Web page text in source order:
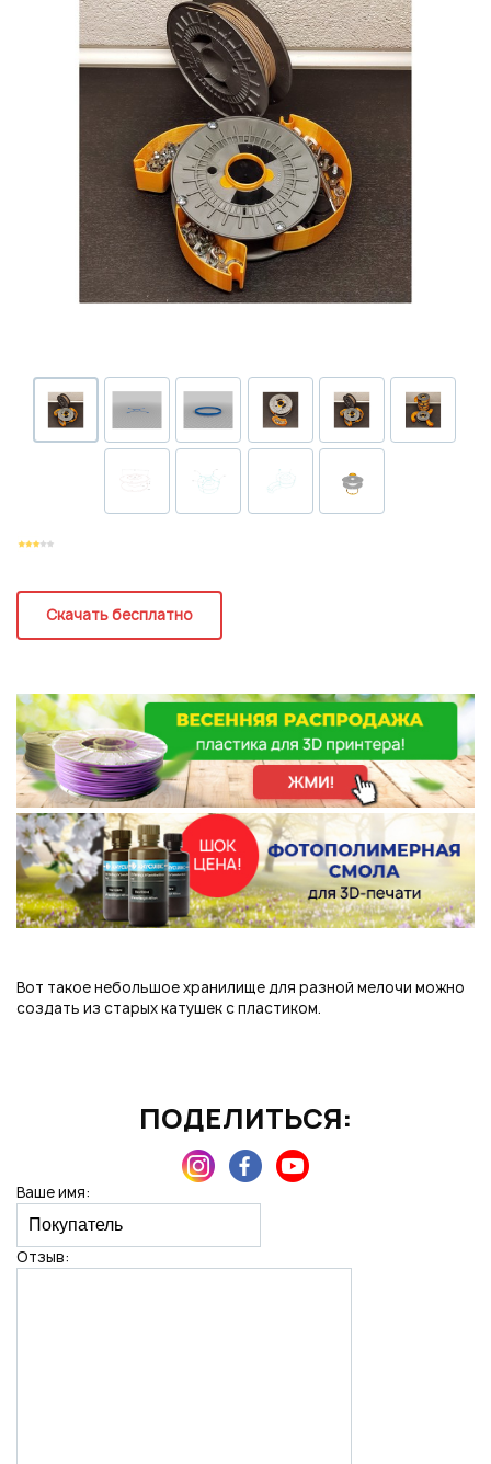
Скачать бесплатно
Вот такое небольшое хранилище для разной мелочи можно
создать из старых катушек с пластиком.
ПОДЕЛИТЬСЯ:
Ваше имя:
Отзыв:
Накопительные скидки
Розыгрыши подарков
Доступ в закрытый клуб
ВОЙТИ ЧЕРЕЗ GOOGLE
Подписаться на новые возможности
Нажимая на кнопку "Отправить", вы даете согласие на обработку
персональных данных
Отправить
Нажимая на кнопку "Отправить", вы даете согласие на обработку
персональных данных
Или войти через соц сети
ВОЙТИ ЧЕРЕЗ GOOGLE
Отправить
Нажимая на кнопку "Отправить", вы даете согласие на обработку
персональных данных